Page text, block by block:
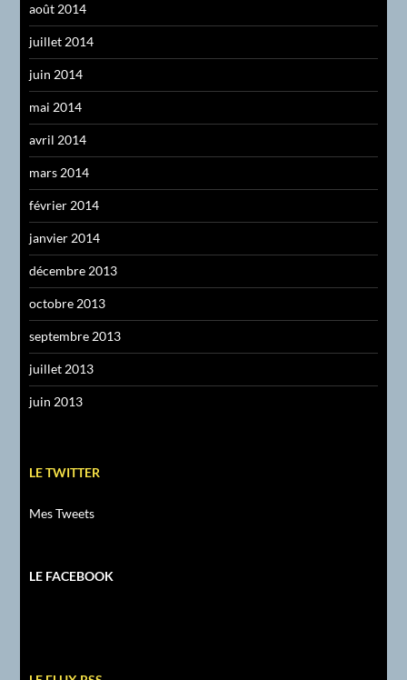
août 2014
juillet 2014
juin 2014
mai 2014
avril 2014
mars 2014
février 2014
janvier 2014
décembre 2013
octobre 2013
septembre 2013
juillet 2013
juin 2013
LE TWITTER
Mes Tweets
LE FACEBOOK